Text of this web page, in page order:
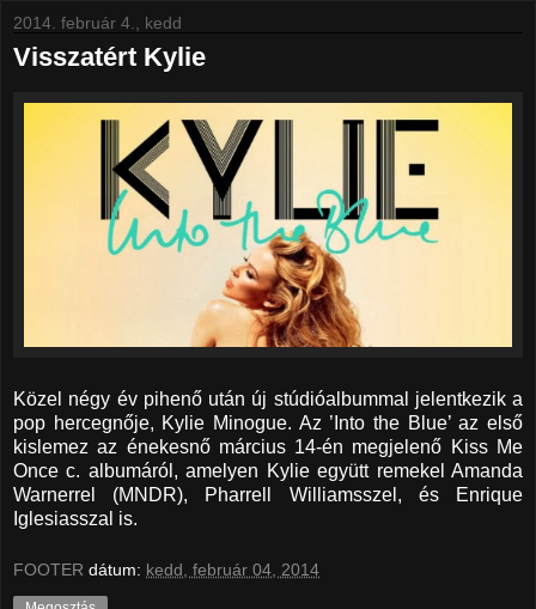
2014. február 4., kedd
Visszatért Kylie
Közel négy év pihenő után új stúdióalbummal jelentkezik a
pop hercegnője, Kylie Minogue. Az ’Into the Blue’ az első
kislemez az énekesnő március 14-én megjelenő Kiss Me
Once c. albumáról, amelyen Kylie együtt remekel Amanda
Warnerrel (MNDR), Pharrell Williamsszel, és Enrique
Iglesiasszal is.
FOOTER dátum: kedd, február 04, 2014